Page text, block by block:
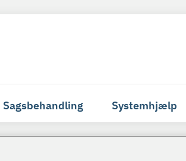
Sagsbehandling Systemhjælp